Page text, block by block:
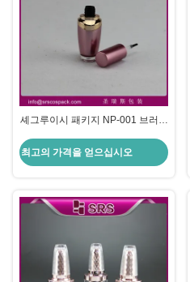
셰그루이시 패키지 NP-001 브러시
최고의 가격을 얻으십시오